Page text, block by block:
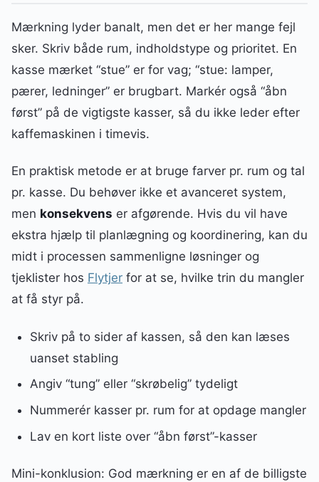
Mærkning lyder banalt, men det er her mange fejl
sker. Skriv både rum, indholdstype og prioritet. En
kasse mærket “stue” er for vag; “stue: lamper,
pærer, ledninger” er brugbart. Markér også “åbn
først” på de vigtigste kasser, så du ikke leder efter
kaffemaskinen i timevis.
En praktisk metode er at bruge farver pr. rum og tal
pr. kasse. Du behøver ikke et avanceret system,
men konsekvens er afgørende. Hvis du vil have
ekstra hjælp til planlægning og koordinering, kan du
midt i processen sammenligne løsninger og
tjeklister hos Flytjer for at se, hvilke trin du mangler
at få styr på.
Skriv på to sider af kassen, så den kan læses
uanset stabling
Angiv “tung” eller “skrøbelig” tydeligt
Nummerér kasser pr. rum for at opdage mangler
Lav en kort liste over “åbn først”-kasser
Mini-konklusion: God mærkning er en af de billigste